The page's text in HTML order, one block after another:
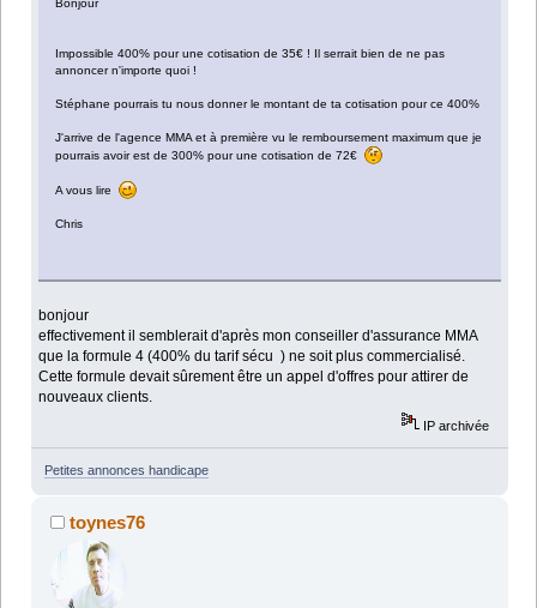
Impossible 400% pour une cotisation de 35€ ! Il serrait bien de ne pas
annoncer n'importe quoi !
Stéphane pourrais tu nous donner le montant de ta cotisation pour ce 400%
J'arrive de l'agence MMA et à première vu le remboursement maximum que je
pourrais avoir est de 300% pour une cotisation de 72€
A vous lire
Chris
bonjour
effectivement il semblerait d'après mon conseiller d'assurance MMA
que la formule 4 (400% du tarif sécu ) ne soit plus commercialisé.
Cette formule devait sûrement être un appel d'offres pour attirer de
nouveaux clients.
IP archivée
Petites annonces handicape
toynes76